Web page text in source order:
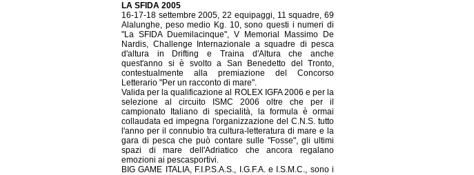
LA SFIDA 2005
16-17-18 settembre 2005, 22 equipaggi, 11 squadre, 69
Alalunghe, peso medio Kg. 10, sono questi i numeri di
"La SFIDA Duemilacinque", V Memorial Massimo De
Nardis, Challenge Internazionale a squadre di pesca
d'altura in Drifting e Traina d'Altura che anche
quest'anno si è svolto a San Benedetto del Tronto,
contestualmente alla premiazione del Concorso
Letterario "Per un racconto di mare".
Valida per la qualificazione al ROLEX IGFA 2006 e per la
selezione al circuito ISMC 2006 oltre che per il
campionato Italiano di specialità, la formula è ormai
collaudata ed impegna l'organizzazione del C.N.S. tutto
l'anno per il connubio tra cultura-letteratura di mare e la
gara di pesca che può contare sulle "Fosse", gli ultimi
spazi di mare dell'Adriatico che ancora regalano
emozioni ai pescasportivi.
BIG GAME ITALIA, F.I.P.S.A.S., I.G.F.A. e I.S.M.C., sono i